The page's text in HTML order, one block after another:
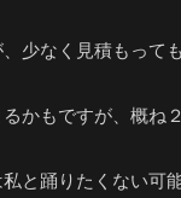
なく見積もって
かもですが、概ね
と踊りたくない